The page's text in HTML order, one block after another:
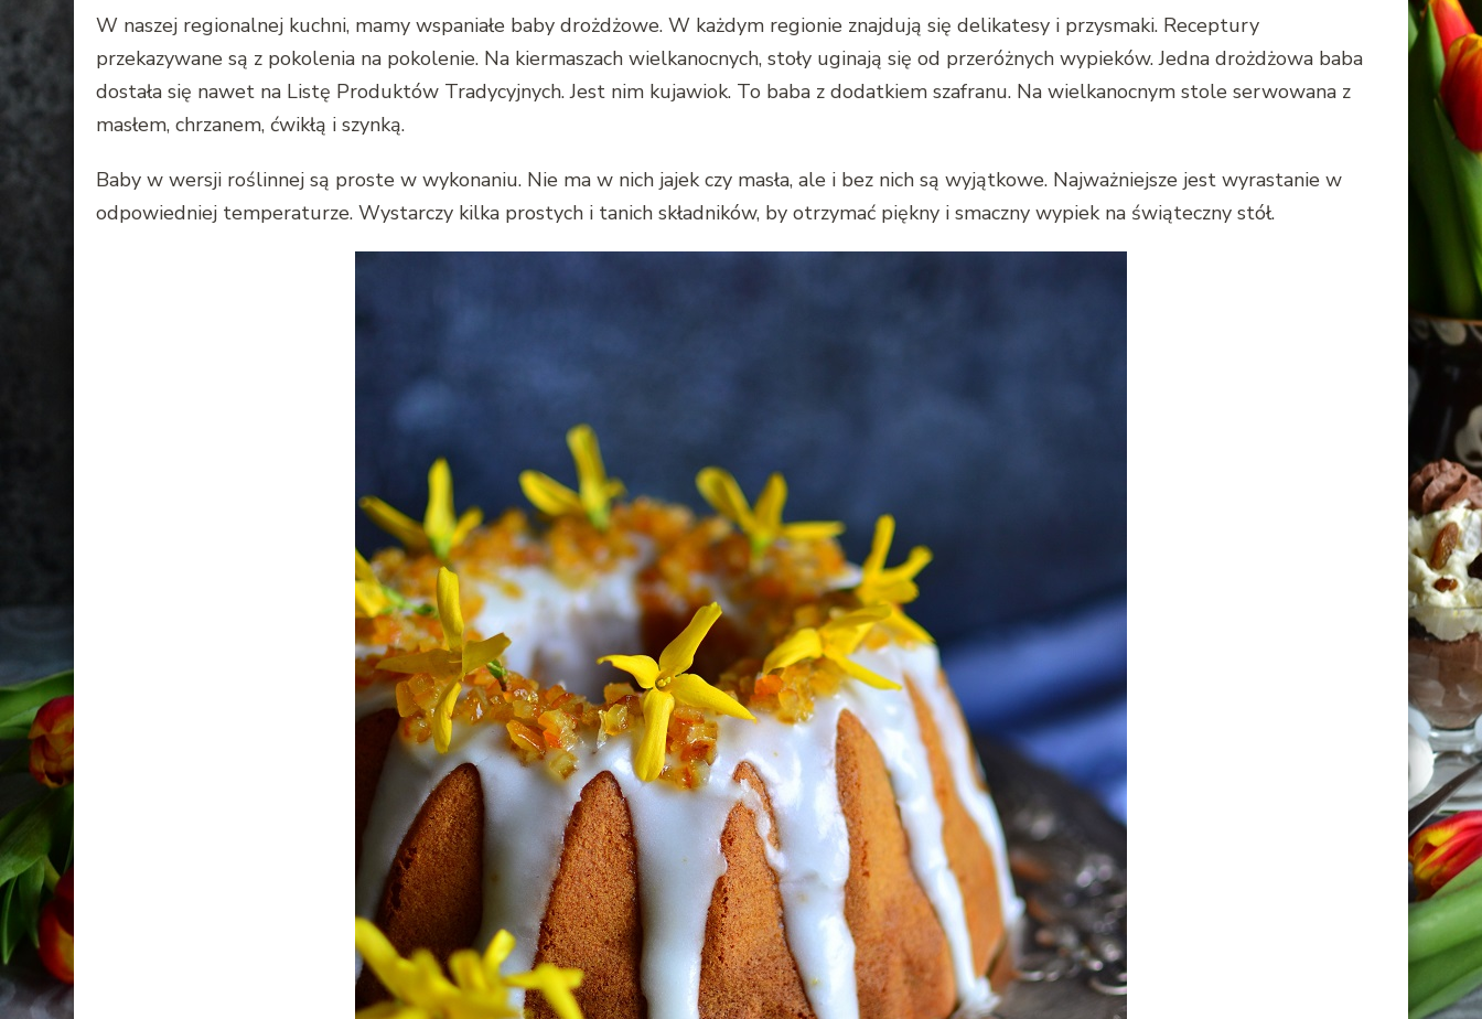
W naszej regionalnej kuchni, mamy wspaniałe baby drożdżowe. W każdym regionie znajdują się delikatesy i przysmaki. Receptury
przekazywane są z pokolenia na pokolenie. Na kiermaszach wielkanocnych, stoły uginają się od przeróżnych wypieków. Jedna drożdżowa baba
dostała się nawet na Listę Produktów Tradycyjnych. Jest nim kujawiok. To baba z dodatkiem szafranu. Na wielkanocnym stole serwowana z
masłem, chrzanem, ćwikłą i szynką.
Baby w wersji roślinnej są proste w wykonaniu. Nie ma w nich jajek czy masła, ale i bez nich są wyjątkowe. Najważniejsze jest wyrastanie w
odpowiedniej temperaturze. Wystarczy kilka prostych i tanich składników, by otrzymać piękny i smaczny wypiek na świąteczny stół.